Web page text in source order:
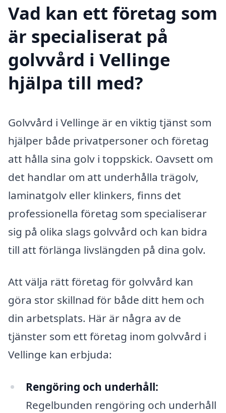
Vad kan ett företag som
är specialiserat på
golvvård i Vellinge
hjälpa till med?
Golvvård i Vellinge är en viktig tjänst som
hjälper både privatpersoner och företag
att hålla sina golv i toppskick. Oavsett om
det handlar om att underhålla trägolv,
laminatgolv eller klinkers, finns det
professionella företag som specialiserar
sig på olika slags golvvård och kan bidra
till att förlänga livslängden på dina golv.
Att välja rätt företag för golvvård kan
göra stor skillnad för både ditt hem och
din arbetsplats. Här är några av de
tjänster som ett företag inom golvvård i
Vellinge kan erbjuda:
Rengöring och underhåll:
Regelbunden rengöring och underhåll